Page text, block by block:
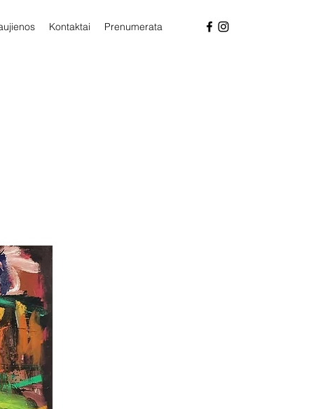
Kontaktai Prenumerata